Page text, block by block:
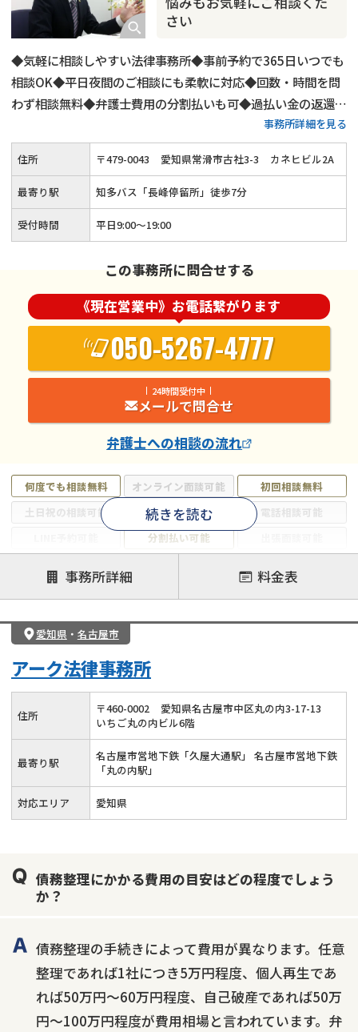
さい
◆気軽に相談しやすい法律事務所◆事前予約で365日いつでも
相談OK◆平日夜間のご相談にも柔軟に対応◆回数・時間を問
わず相談無料◆弁護士費用の分割払いも可◆過払い金の返還請
事務所詳細を見る
何度でも相談無料 オンライン面談可能
初回相談無料
土日祝の相談可能
19時以降電話可能
電話相談可能
分割払い可能
借金返済相談・交渉
自己破産
任意整理
個人再生
会社破産・法人破産
続きを読む
住所 〒479-0043 愛知県常滑市古社3-3 カネヒビル2A
最寄り駅 知多バス「長峰停留所」徒歩7分
受付時間 平日9:00～19:00
この事務所に問合せする
《現在営業中》お電話繋がります
050-5267-4777
24時間受付中
メールで問合せ
弁護士への相談の流れ
事務所詳細 料金表
愛知県 ・ 名古屋市
アーク法律事務所
住所 〒460-0002
愛知県名古屋市中区丸の内3-17-13
いちご丸の内ビル6階
最寄り駅
名古屋市営地下鉄「久屋大通駅」 名古屋市営地下鉄
「丸の内駅」
対応エリア 愛知県
債務整理にかかる費用の目安はどの程度でしょう
か？
債務整理の手続きによって費用が異なります。任意
整理であれば1社につき5万円程度、個人再生であ
れば50万円〜60万円程度、自己破産であれば50万
円〜100万円程度が費用相場と言われています。弁